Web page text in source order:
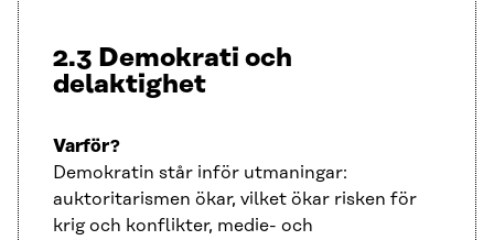
2.3 Demokrati och
delaktighet
Varför?
Demokratin står inför utmaningar:
auktoritarismen ökar, vilket ökar risken för
krig och konflikter, medie- och